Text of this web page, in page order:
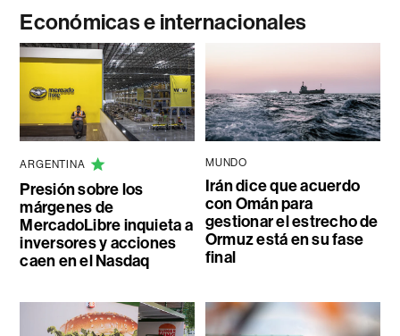
Económicas e internacionales
ARGENTINA
Presión sobre los
márgenes de
MercadoLibre inquieta a
inversores y acciones
caen en el Nasdaq
MUNDO
Irán dice que acuerdo
con Omán para
gestionar el estrecho de
Ormuz está en su fase
final